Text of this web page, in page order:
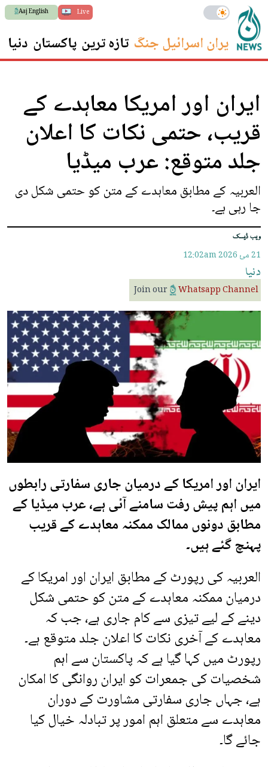
Live
Aaj English
ایران اسرائیل جنگ تازہ ترین پاکستان دنیا
ایران اور امریکا معاہدے کے
قریب، حتمی نکات کا اعلان
جلد متوقع: عرب میڈیا
العربیہ کے مطابق معاہدے کے متن کو حتمی شکل دی
جا رہی ہے۔
ویب ڈیسک
21 مئ 2026 12:02am
دنیا
Join our Whatsapp Channel
ایران اور امریکا کے درمیان جاری سفارتی رابطوں
میں اہم پیش رفت سامنے آئی ہے، عرب میڈیا کے
مطابق دونوں ممالک ممکنہ معاہدے کے قریب
پہنچ گئے ہیں۔
العربیہ کی رپورٹ کے مطابق ایران اور امریکا کے
درمیان ممکنہ معاہدے کے متن کو حتمی شکل
دینے کے لیے تیزی سے کام جاری ہے، جب کہ
معاہدے کے آخری نکات کا اعلان جلد متوقع ہے۔
رپورٹ میں کہا گیا ہے کہ پاکستان سے اہم
شخصیات کی جمعرات کو ایران روانگی کا امکان
ہے، جہاں جاری سفارتی مشاورت کے دوران
معاہدے سے متعلق اہم امور پر تبادلہ خیال کیا
جائے گا۔